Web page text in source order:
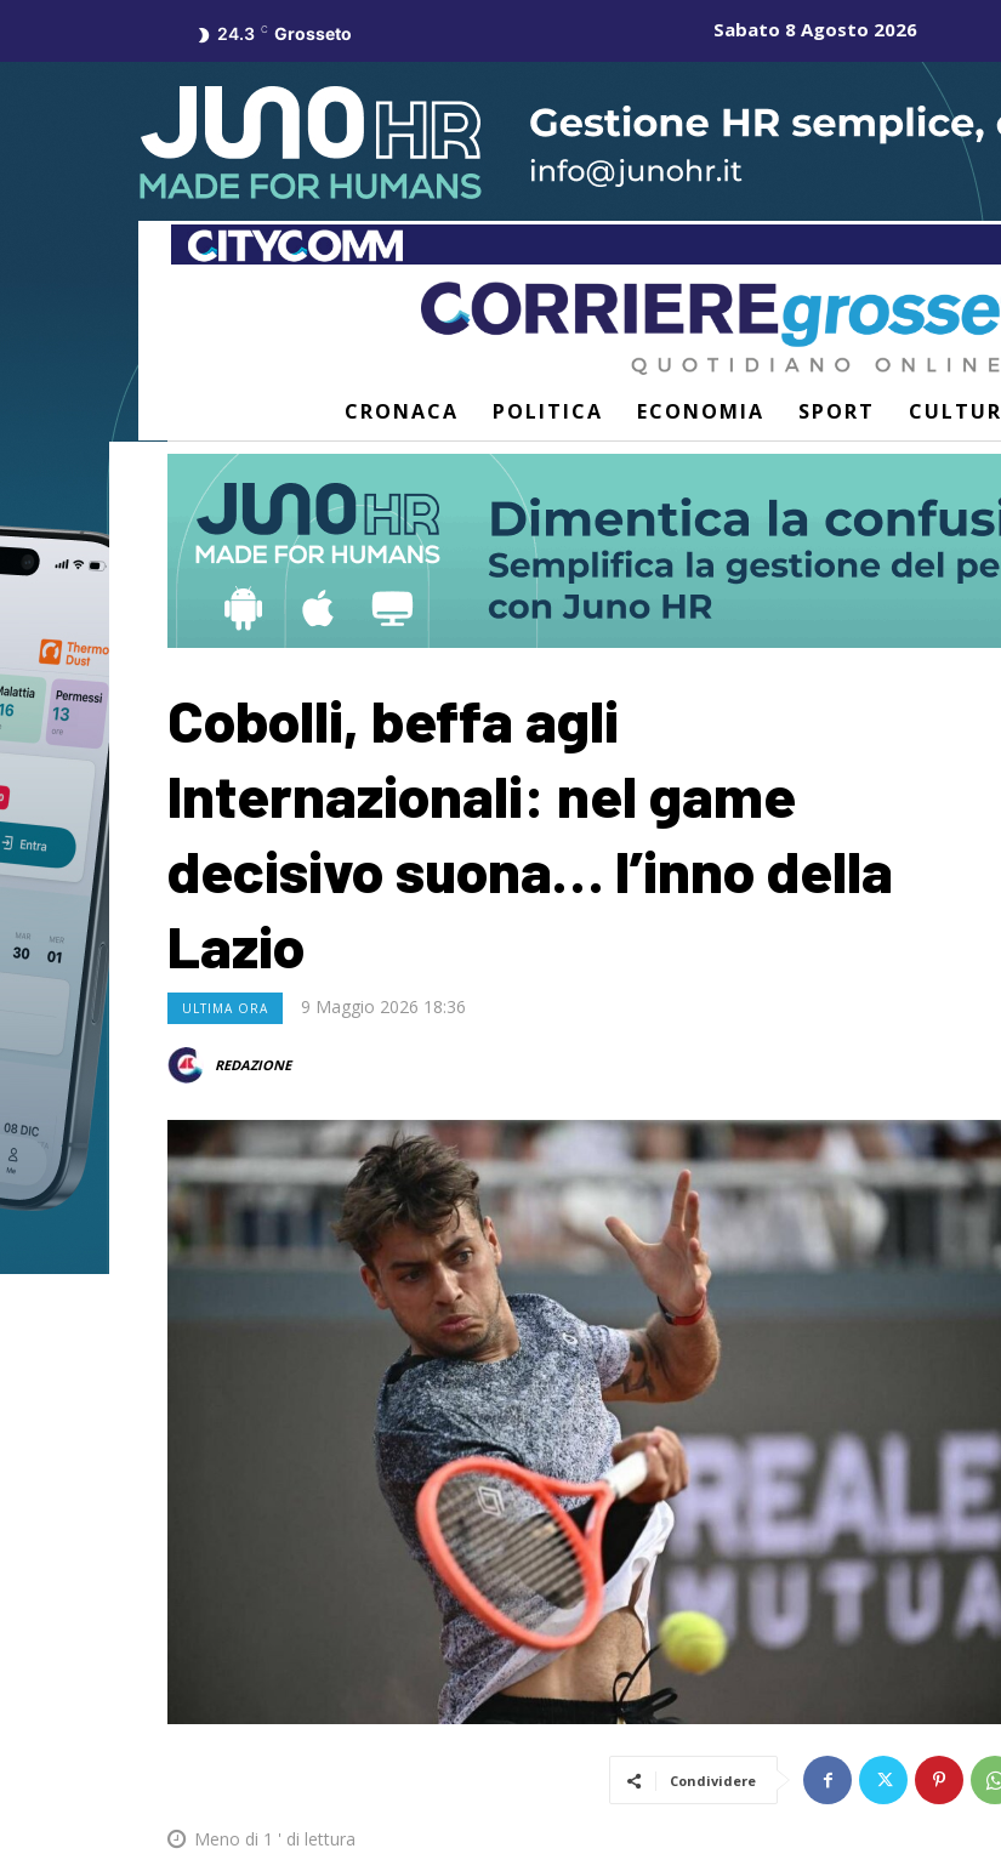
24.3 C Grosseto Sabato 8 Agosto 2026
CRONACA POLITICA ECONOMIA SPORT
Cobolli, beffa agli
Internazionali: nel game
decisivo suona… l’inno della
Lazio
ULTIMA ORA 9 Maggio 2026 18:36
REDAZIONE
Condividere
Meno di 1 ' di lettura